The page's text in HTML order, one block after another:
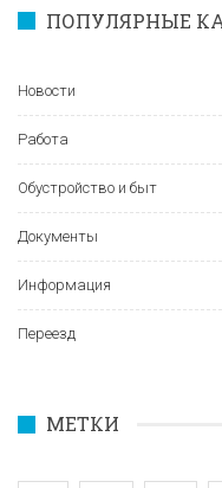
ПОПУЛЯРНЫЕ
Новости
Работа
Обустройство и быт
Документы
Информация
Переезд
МЕТКИ